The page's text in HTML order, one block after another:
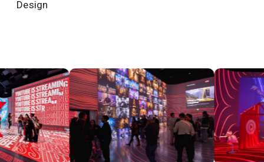
herramientas creativas como el modelo de
música, sin perder la conexión única entre artistas
y fans.
La Directora de YouTube Music para América
Latina, Sandra Jiménez, inauguró la exhibición
reafirmando el compromiso de YouTube como la
plataforma más poderosa para conectar la